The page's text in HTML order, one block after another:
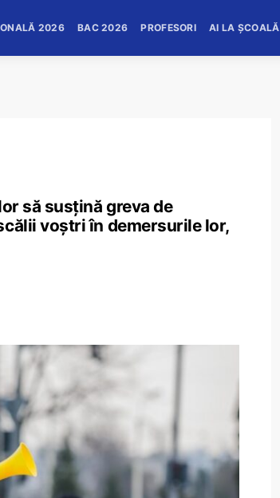
2026 BAC 2026 PROFESORI AI LA ȘCOALĂ
să susțină greva de
voștri în demersurile lor,